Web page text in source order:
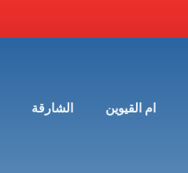
ام القيوين الشارقة